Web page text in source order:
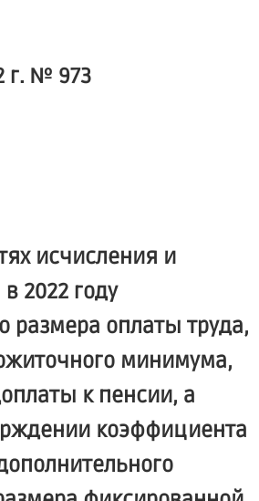
г. № 973
исчисления и
2022 году
размера оплаты труда,
минимума,
к пенсии, а
коэффициента